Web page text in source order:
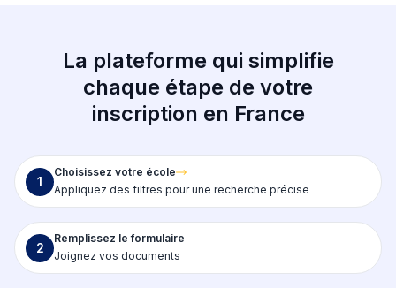
La plateforme qui simplifie
chaque étape de votre
inscription en France
1
Choisissez votre école
Appliquez des filtres pour une recherche précise
2
Remplissez le formulaire
Joignez vos documents